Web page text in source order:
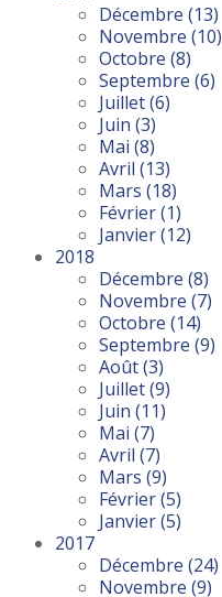
Décembre (13)
Novembre (10)
Octobre (8)
Septembre (6)
Juillet(6)
Juin (3)
Mai (8)
Avril (13)
Mars (18)
Février(1)
Janvier(12)
2018
Décembre (8)
Novembre (7)
Octobre (14)
Septembre (9)
Août(3)
Juillet(9)
Juin (11)
Mai (7)
Avril (7)
Mars (9)
Février(5)
Janvier(5)
2017
Décembre (24)
Novembre (9)